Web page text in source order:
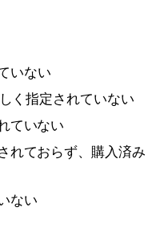
いない
く指定されていない
ていない
れておらず、購入済み
ない